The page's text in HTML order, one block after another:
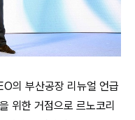
의 부산공장 리뉴얼 언급
위한 거점으로 르노코리